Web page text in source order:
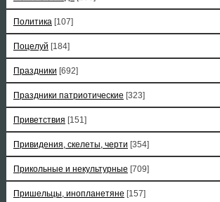
Политика [107]
Поцелуй [184]
Праздники [692]
Праздники патриотические [323]
Приветствия [151]
Привидения, скелеты, черти [354]
Прикольные и некультурные [709]
Пришельцы, инопланетяне [157]